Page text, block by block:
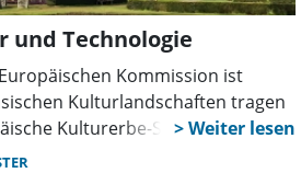
und Technologie
Kommission ist
Kulturlandschaften tragen
Kulturerbe-Siegel – und